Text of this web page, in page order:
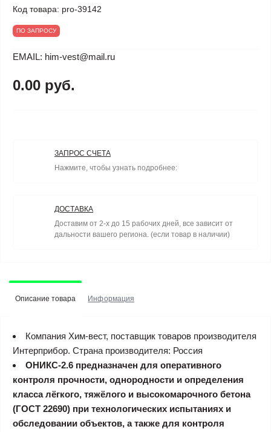
Код товара: pro-39142
ПО ЗАПРОСУ
EMAIL: him-vest@mail.ru
0.00 руб.
ЗАПРОС СЧЕТА
Нажмите, чтобы узнать подробнее:
ДОСТАВКА
Доставим от 2-х до 15 рабочих дней, все зависит от
дальности вашего региона. (если товар в наличии)
Описание товара Информация
Компания Хим-вест, поставщик товаров производителя
Интерприбор. Страна производителя: Россия
ОНИКС-2.6 предназначен для оперативного
контроля прочности, однородности и определения
класса лёгкого, тяжёлого и высокомарочного бетона
(ГОСТ 22690) при технологических испытаниях и
обследовании объектов, а также для контроля